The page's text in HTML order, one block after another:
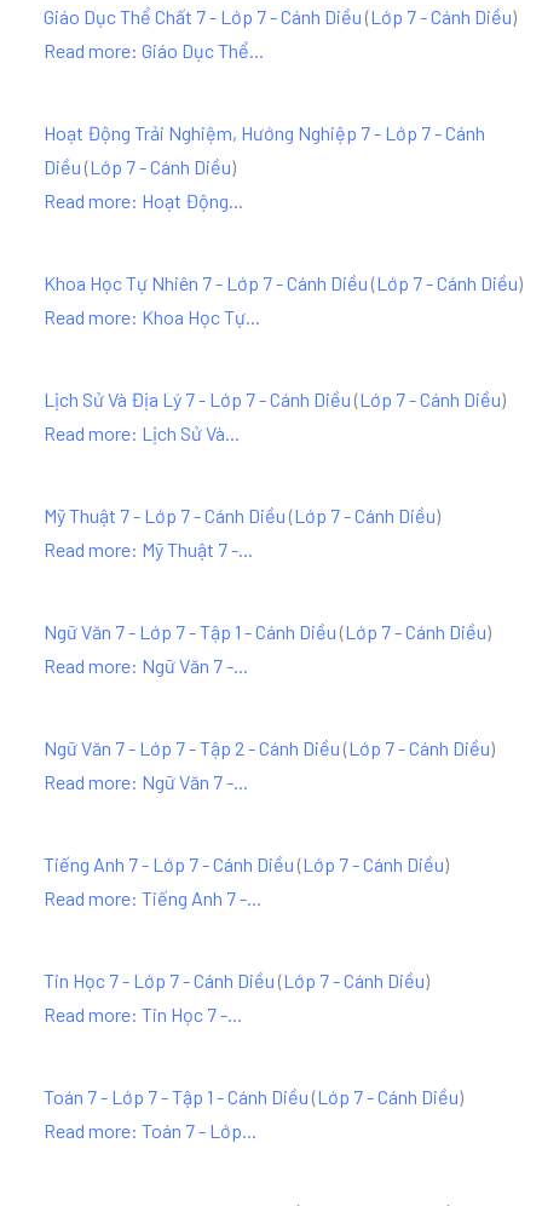
Giáo Dục Thể Chất 7 - Lớp 7 - Cánh Diều (Lớp 7 - Cánh Diều)
Read more: Giáo Dục Thể...
Hoạt Động Trải Nghiệm, Hướng Nghiệp 7 - Lớp 7 - Cánh
Diều (Lớp 7 - Cánh Diều)
Read more: Hoạt Động...
Khoa Học Tự Nhiên 7 - Lớp 7 - Cánh Diều (Lớp 7 - Cánh Diều)
Read more: Khoa Học Tự...
Lịch Sử Và Địa Lý 7 - Lớp 7 - Cánh Diều (Lớp 7 - Cánh Diều)
Read more: Lịch Sử Và...
Mỹ Thuật 7 - Lớp 7 - Cánh Diều (Lớp 7 - Cánh Diều)
Read more: Mỹ Thuật 7 -...
Ngữ Văn 7 - Lớp 7 - Tập 1 - Cánh Diều (Lớp 7 - Cánh Diều)
Read more: Ngữ Văn 7 -...
Ngữ Văn 7 - Lớp 7 - Tập 2 - Cánh Diều (Lớp 7 - Cánh Diều)
Read more: Ngữ Văn 7 -...
Tiếng Anh 7 - Lớp 7 - Cánh Diều (Lớp 7 - Cánh Diều)
Read more: Tiếng Anh 7 -...
Tin Học 7 - Lớp 7 - Cánh Diều (Lớp 7 - Cánh Diều)
Read more: Tin Học 7 -...
Toán 7 - Lớp 7 - Tập 1 - Cánh Diều (Lớp 7 - Cánh Diều)
Read more: Toán 7 - Lớp...